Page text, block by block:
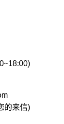
的来信)